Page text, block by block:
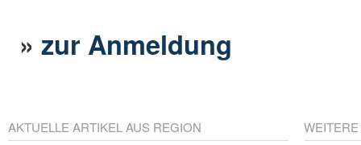
»zur Anmeldung
AKTUELLE ARTIKEL AUS REGION